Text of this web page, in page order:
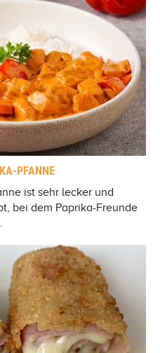
PFANNE
ist sehr lecker und
bei dem Paprika-Freunde